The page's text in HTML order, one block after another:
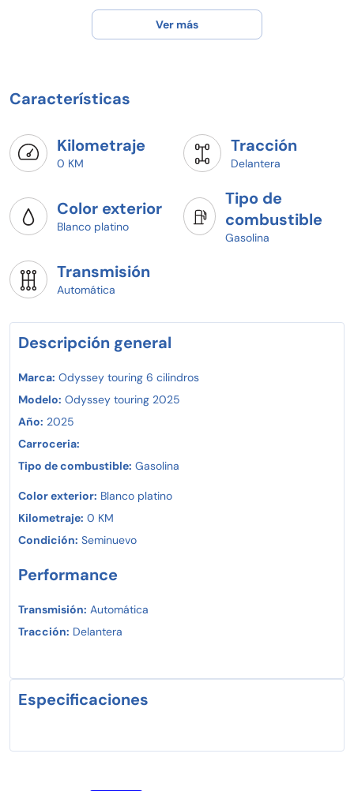
Ver más
Características
Kilometraje
0 KM
Tracción
Delantera
Color exterior
Blanco platino
Tipo de
combustible
Gasolina
Transmisión
Automática
Descripción general
Marca: Odyssey touring 6 cilindros
Modelo: Odyssey touring 2025
Año: 2025
Carroceria:
Tipo de combustible: Gasolina
Color exterior: Blanco platino
Kilometraje: 0 KM
Condición: Seminuevo
Performance
Transmisión: Automática
Tracción: Delantera
Especificaciones